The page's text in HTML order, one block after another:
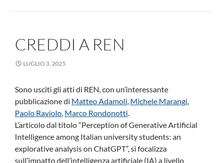
CREDDI A REN
LUGLIO 3, 2025
Sono usciti gli atti di REN, con un’interessante
pubblicazione di Matteo Adamoli, Michele Marangi,
Paolo Raviolo, Marco Rondonotti.
L’articolo dal titolo “Perception of Generative Artificial
Intelligence among Italian university students: an
explorative analysis on ChatGPT”, si focalizza
sull’impatto dell’intelligenza artificiale (IA) a livello